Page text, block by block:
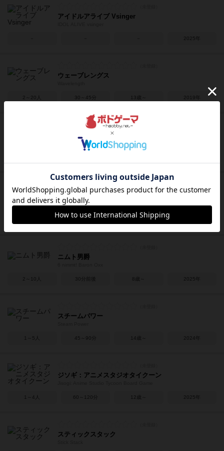
アイドルアライブ Vsinger
2025年
ウェーブレングス
2～20人 30～45分 13歳～ 2019年
ヒストリー・オブ・ザ・ワールド 2025
History of the World 2025
ニムト男爵
2～10人 30分前後 8歳～ 2025年
スチームパワー
1～5人 45～90分 14歳～ 2024年
ジソギ：アニメスタジオタイクーン
1～4人 60～120分 12歳～ 2025年
スティックスタック